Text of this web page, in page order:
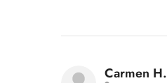
Carmen H.